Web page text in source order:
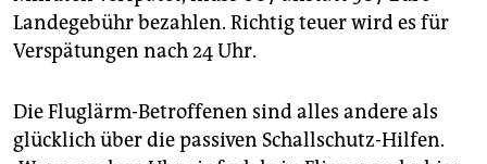
Landegebühr bezahlen. Richtig teuer wird es für
Verspätungen nach 24 Uhr.
Die Fluglärm-Betroffenen sind alles andere als
glücklich über die passiven Schallschutz-Hilfen.